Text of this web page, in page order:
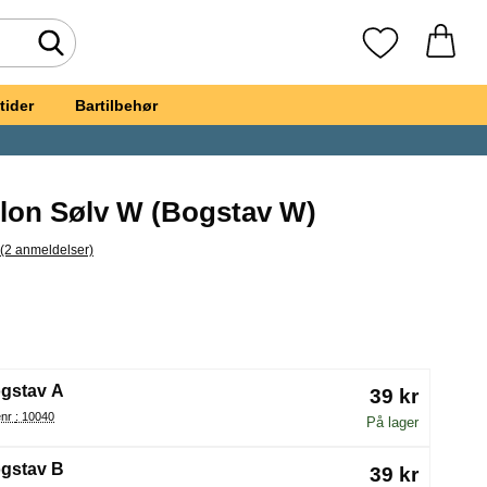
Foretag søgning Mine favoritter
Bartilbehør
Sølv W (Bogstav W)
til alle anmeldelser
(2 anmeldelser)
af en ny radioknap vil genindlæse siden)
A
Varenr : 10040
39 kr
På lager
B 39 kr